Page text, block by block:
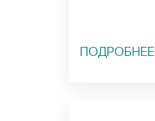
ПОДРОБНЕЕ